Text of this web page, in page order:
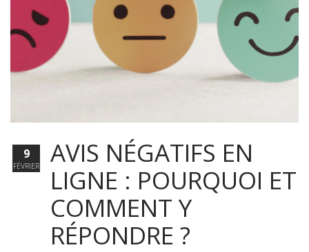
AVIS NÉGATIFS EN
LIGNE : POURQUOI ET
COMMENT Y
RÉPONDRE ?
9
FÉVRIER